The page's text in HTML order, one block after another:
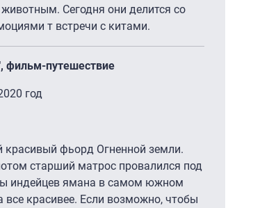
Сегодня они делится со
т встречи с китами.
фильм-путешествие
год
фьорд Огненной земли.
старший матрос провалился под
индейцев ямана в самом южном
красивее. Если возможно, чтобы